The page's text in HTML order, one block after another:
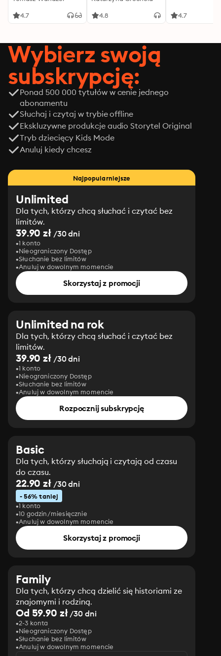
4.7 4.8 4.7
Wybierz swoją
subskrypcję:
Ponad 500 000 tytułów w cenie jednego
abonamentu
Słuchaj i czytaj w trybie offline
Ekskluzywne produkcje audio Storytel Original
Tryb dziecięcy Kids Mode
Anuluj kiedy chcesz
Najpopularniejsze
Unlimited
Dla tych, którzy chcą słuchać i czytać bez
limitów.
39.90 zł/30 dni
1 konto
Nieograniczony Dostęp
Słuchanie bez limitów
Anuluj w dowolnym momencie
Skorzystaj z promocji
Unlimited na rok
Dla tych, którzy chcą słuchać i czytać bez
limitów.
39.90 zł/30 dni
1 konto
Nieograniczony Dostęp
Słuchanie bez limitów
Anuluj w dowolnym momencie
Rozpocznij subskrypcję
Basic
Dla tych, którzy słuchają i czytają od czasu
do czasu.
22.90 zł/30 dni
- 56% taniej
1 konto
10 godzin/miesięcznie
Anuluj w dowolnym momencie
Skorzystaj z promocji
Family
Dla tych, którzy chcą dzielić się historiami ze
znajomymi i rodziną.
Od 59.90 zł/30 dni
2-3 konta
Nieograniczony Dostęp
Słuchanie bez limitów
Anuluj w dowolnym momencie